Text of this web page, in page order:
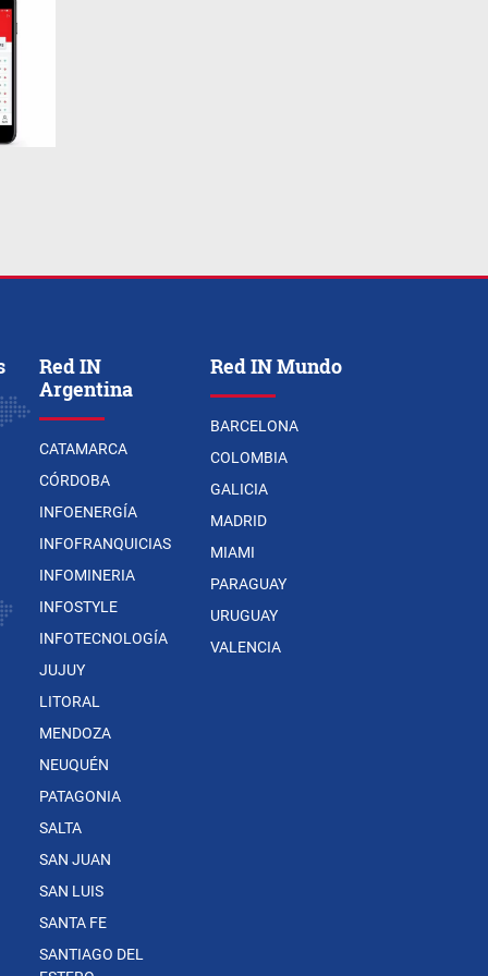
Red IN
Argentina
CATAMARCA
CÓRDOBA
INFOENERGÍA
INFOFRANQUICIAS
INFOMINERIA
INFOSTYLE
INFOTECNOLOGÍA
JUJUY
LITORAL
MENDOZA
NEUQUÉN
PATAGONIA
SALTA
SAN JUAN
SAN LUIS
SANTA FE
SANTIAGO DEL
Red IN Mundo
BARCELONA
COLOMBIA
GALICIA
MADRID
MIAMI
PARAGUAY
URUGUAY
VALENCIA